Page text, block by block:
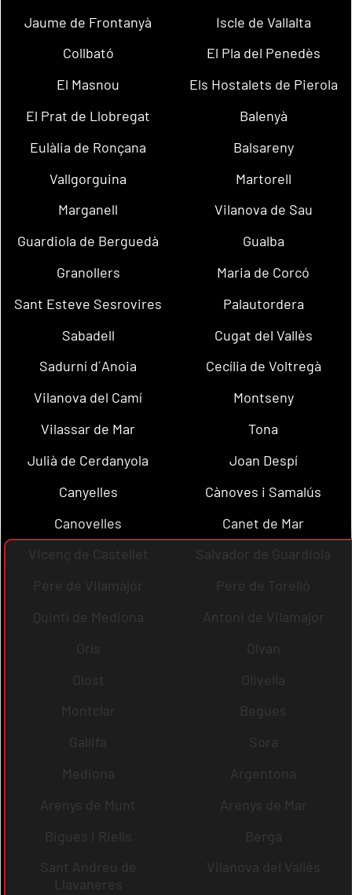
Jaume de Frontanyà
Iscle de Vallalta
Collbató
El Pla del Penedès
El Masnou
Els Hostalets de Pierola
El Prat de Llobregat
Balenyà
Eulàlia de Ronçana
Balsareny
Vallgorguina
Martorell
Marganell
Vilanova de Sau
Guardiola de Berguedà
Gualba
Granollers
Maria de Corcó
Sant Esteve Sesrovires
Palautordera
Sabadell
Cugat del Vallès
Sadurní d´Anoia
Cecília de Voltregà
Vilanova del Camí
Montseny
Vilassar de Mar
Tona
Julià de Cerdanyola
Joan Despí
Canyelles
Cànoves i Samalús
Canovelles
Canet de Mar
Vicenç de Castellet
Salvador de Guardiola
Pere de Vilamajor
Pere de Torelló
Quintí de Mediona
Antoni de Vilamajor
Orís
Olvan
Olost
Olivella
Montclar
Begues
Gallifa
Sora
Mediona
Argentona
Arenys de Munt
Arenys de Mar
Bigues i Riells
Berga
Sant Andreu de
Llavaneres
Vilanova del Vallès